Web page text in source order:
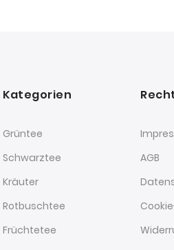
Kategorien
Grüntee
Schwarztee
Kräuter
Rotbuschtee
Früchtetee
AGB